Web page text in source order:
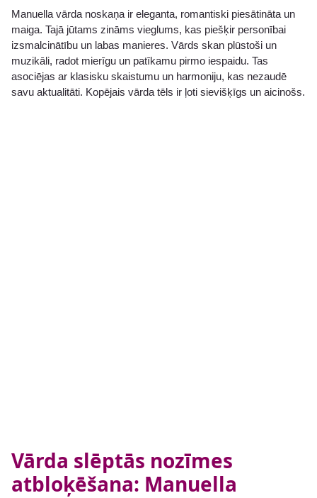
Manuella vārda noskaņa ir eleganta, romantiski piesātināta un
maiga. Tajā jūtams zināms vieglums, kas piešķir personībai
izsmalcinātību un labas manieres. Vārds skan plūstoši un
muzikāli, radot mierīgu un patīkamu pirmo iespaidu. Tas
asociējas ar klasisku skaistumu un harmoniju, kas nezaudē
savu aktualitāti. Kopējais vārda tēls ir ļoti sievišķīgs un aicinošs.
Vārda slēptās nozīmes
atbloķēšana: Manuella